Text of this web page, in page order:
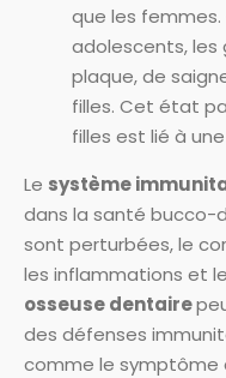
que les
adolescents, les
plaque, de
filles. Cet état
filles est lié à
Le système
dans la santé bucco-
sont perturbées, le
les inflammations et
osseuse dentaire
des défenses
comme le symptôme